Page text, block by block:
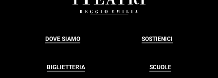
DOVE SIAMO SOSTIENICI
BIGLIETTERIA SCUOLE